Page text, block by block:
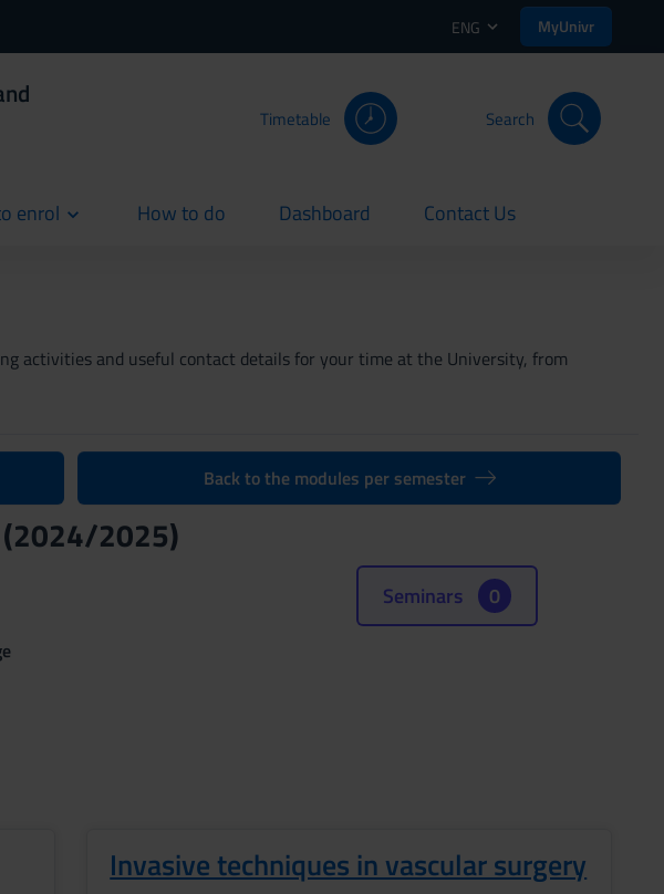
ENG MyUnivr
Timetable Search
enrol How to do
current Dashboard
current Contact Us
current
activities and useful contact details for your time at the University, from
Back to the modules per semester
(2024/2025)
Seminars 0
Invasive techniques in vascular surgery